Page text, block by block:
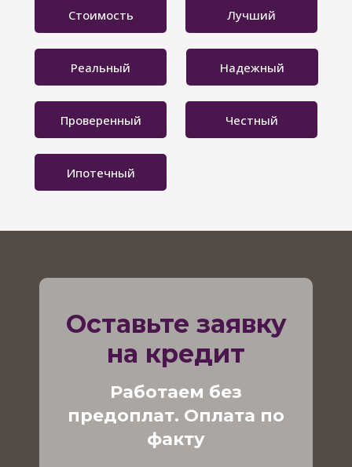
Надежный
Реальный
Ипотечный
Честный
Проверенный
Лучший
Стоимость
Оставьте заявку
на кредит
Работаем без
предоплат. Оплата по
факту